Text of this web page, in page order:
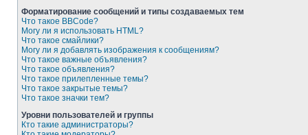
Форматирование сообщений и типы создаваемых тем
Что такое BBCode?
Могу ли я использовать HTML?
Что такое смайлики?
Могу ли я добавлять изображения к сообщениям?
Что такое важные объявления?
Что такое объявления?
Что такое прилепленные темы?
Что такое закрытые темы?
Что такое значки тем?
Уровни пользователей и группы
Кто такие администраторы?